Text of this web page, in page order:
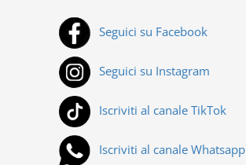
Seguici su Facebook
Seguici su Instagram
Iscriviti al canale TikTok
Iscriviti al canale Whatsapp